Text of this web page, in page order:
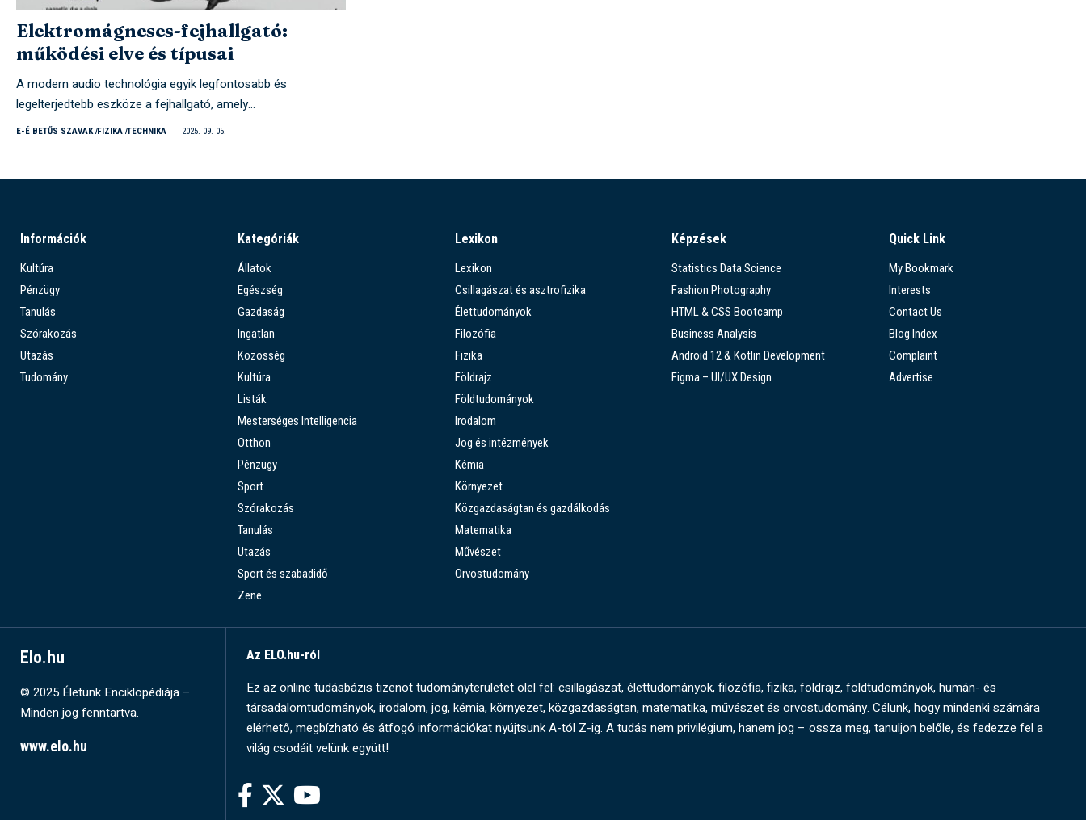
Elektromágneses-fejhallgató:
működési elve és típusai
A modern audio technológia egyik legfontosabb és
legelterjedtebb eszköze a fejhallgató, amely…
E-É BETŰS SZAVAK FIZIKA TECHNIKA 2025. 09. 05.
Információk
Kultúra
Pénzügy
Tanulás
Szórakozás
Utazás
Tudomány
Kategóriák
Állatok
Egészség
Gazdaság
Ingatlan
Közösség
Kultúra
Listák
Mesterséges Intelligencia
Otthon
Pénzügy
Sport
Szórakozás
Tanulás
Utazás
Sport és szabadidő
Zene
Lexikon
Lexikon
Csillagászat és asztrofizika
Élettudományok
Filozófia
Fizika
Földrajz
Földtudományok
Irodalom
Jog és intézmények
Kémia
Környezet
Közgazdaságtan és gazdálkodás
Matematika
Művészet
Orvostudomány
Képzések
Statistics Data Science
Fashion Photography
HTML & CSS Bootcamp
Business Analysis
Android 12 & Kotlin Development
Figma – UI/UX Design
Quick Link
My Bookmark
Interests
Contact Us
Blog Index
Complaint
Advertise
Elo.hu
© 2025 Életünk Enciklopédiája –
Minden jog fenntartva.
www.elo.hu
Az ELO.hu-ról
Ez az online tudásbázis tizenöt tudományterületet ölel fel: csillagászat, élettudományok, filozófia, fizika, földrajz, földtudományok, humán- és
társadalomtudományok, irodalom, jog, kémia, környezet, közgazdaságtan, matematika, művészet és orvostudomány. Célunk, hogy mindenki számára
elérhető, megbízható és átfogó információkat nyújtsunk A-tól Z-ig. A tudás nem privilégium, hanem jog – ossza meg, tanuljon belőle, és fedezze fel a
világ csodáit velünk együtt!